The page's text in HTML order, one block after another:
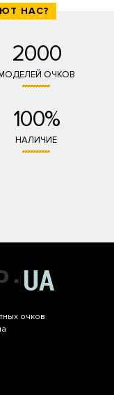
НАС?
2000
ОЧКОВ
100%
НАЛИЧИЕ
очков